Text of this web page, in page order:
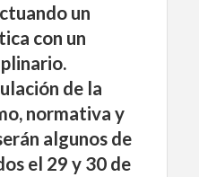
un
con un
de la
normativa y
algunos de
el 29 y 30 de